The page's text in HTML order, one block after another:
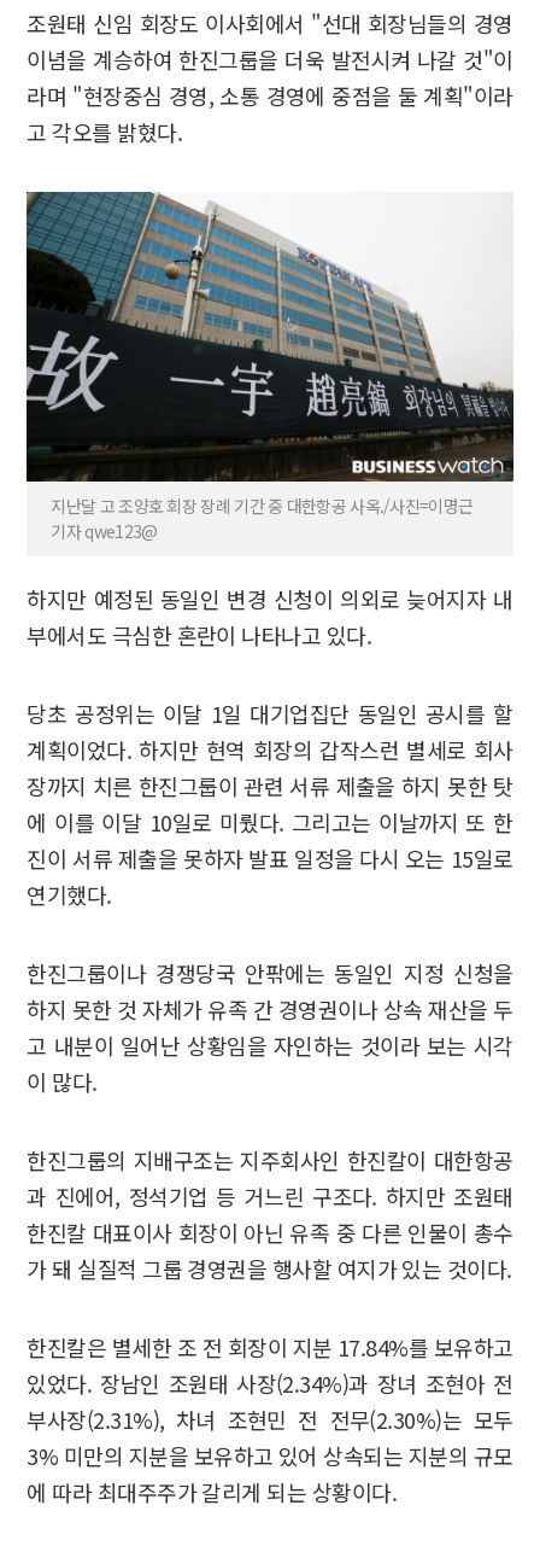
조원태 신임 회장도 이사회에서 "선대 회장님들의 경영
이념을 계승하여 한진그룹을 더욱 발전시켜 나갈 것"이
라며 "현장중심 경영, 소통 경영에 중점을 둘 계획"이라
고 각오를 밝혔다.
지난달 고 조양호 회장 장례 기간 중 대한항공 사옥./사진=이명근
기자 qwe123@
하지만 예정된 동일인 변경 신청이 의외로 늦어지자 내
부에서도 극심한 혼란이 나타나고 있다.
당초 공정위는 이달 1일 대기업집단 동일인 공시를 할
계획이었다. 하지만 현역 회장의 갑작스런 별세로 회사
장까지 치른 한진그룹이 관련 서류 제출을 하지 못한 탓
에 이를 이달 10일로 미뤘다. 그리고는 이날까지 또 한
진이 서류 제출을 못하자 발표 일정을 다시 오는 15일로
연기했다.
한진그룹이나 경쟁당국 안팎에는 동일인 지정 신청을
하지 못한 것 자체가 유족 간 경영권이나 상속 재산을 두
고 내분이 일어난 상황임을 자인하는 것이라 보는 시각
이 많다.
한진그룹의 지배구조는 지주회사인 한진칼이 대한항공
과 진에어, 정석기업 등 거느린 구조다. 하지만 조원태
한진칼 대표이사 회장이 아닌 유족 중 다른 인물이 총수
가 돼 실질적 그룹 경영권을 행사할 여지가 있는 것이다.
한진칼은 별세한 조 전 회장이 지분 17.84%를 보유하고
있었다. 장남인 조원태 사장(2.34%)과 장녀 조현아 전
부사장(2.31%), 차녀 조현민 전 전무(2.30%)는 모두
3% 미만의 지분을 보유하고 있어 상속되는 지분의 규모
에 따라 최대주주가 갈리게 되는 상황이다.